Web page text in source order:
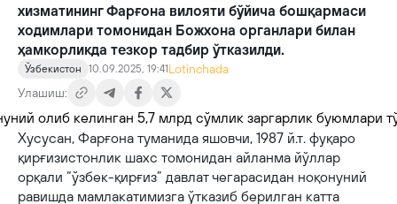
хизматининг Фарғона вилояти бўйича бошқармаси
ходимлари томонидан Божхона органлари билан
ҳамкорликда тезкор тадбир ўтказилди.
Ўзбекистон 10.09.2025, 19:41 Lotinchada
Улашиш:
Хусусан, Фарғона туманида яшовчи, 1987 й.т. фуқаро
қирғизистонлик шахс томонидан айланма йўллар
орқали “ўзбек-қирғиз” давлат чегарасидан ноқонуний
равишда мамлакатимизга ўтказиб берилган катта